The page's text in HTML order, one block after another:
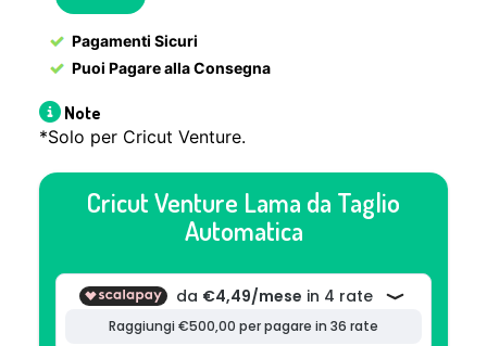
Pagamenti Sicuri
Puoi Pagare alla Consegna
Note
*Solo per Cricut Venture.
Cricut Venture Lama da Taglio
Automatica